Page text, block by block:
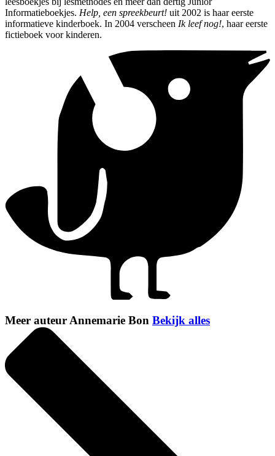
Informatieboekjes. Help, een spreekbeurt! uit 2002 is haar eerste
informatieve kinderboek. In 2004 verscheen Ik leef nog!, haar eerste
fictieboek voor kinderen.
Meer auteur Annemarie Bon Bekijk alles